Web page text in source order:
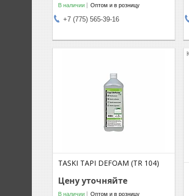
В наличии Оптом и в розницу
+7 (775) 565-39-16
TASKI TAPI DEFOAM (TR 104)
Цену уточняйте
В наличии Оптом и в розницу